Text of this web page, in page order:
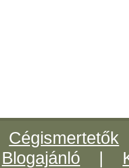
Cégismertetők
Blogajánló |